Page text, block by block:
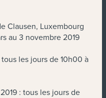
Clausen, Luxembourg
au 3 novembre 2019
tous les jours de 10h00 à
: tous les jours de